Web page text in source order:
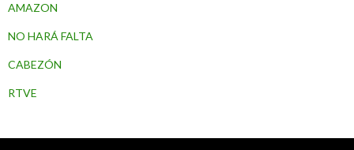
AMAZON
NO HARÁ FALTA
CABEZÓN
RTVE